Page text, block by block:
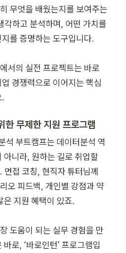
무엇을 배웠는지를 보여주는
각하고 분석하며, 어떤 가치를
를 증명하는 도구입니다.
서의 실전 프로젝트는 바로
경쟁력으로 이어지는 핵심
한 무제한 지원 프로그램
석 부트캠프는 데이터분석 역
아니라, 원하는 길로 취업할
면접 코칭, 현직자 튜터님께
오 피드백, 개인별 강점과 약
은 지원 혜택이 있죠.
도움이 되는 실무 경험을 만
로, ‘바로인턴’ 프로그램입